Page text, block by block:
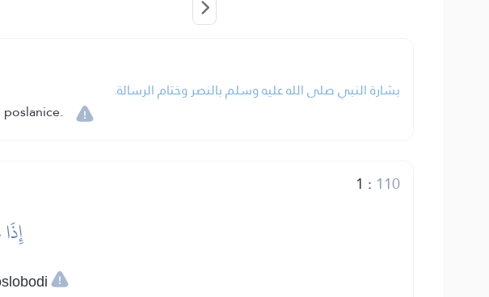
بشارة النبي صلى الله عليه وسلم بالنصر وختام الرسالة.
1 : 110